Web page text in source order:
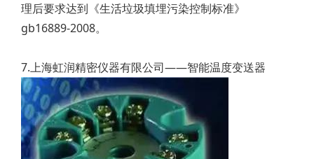
理后要求达到《生活垃圾填埋污染控制标准》
gb16889-2008。
7.上海虹润精密仪器有限公司——智能温度变送器